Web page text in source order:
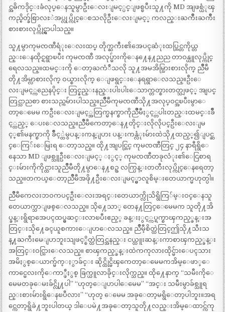
င္အဓိကဒိုင္းခံလုပ္ေနသူမွာဦးေလးျမင့္ပင္ျဖစ္ၿပီးသူ႔ကို MD အျဖစ္ယံုၾ
ကည္စိတ္ခ်စြာလႊဲအပ္လုပ္ကိုင္ေစသလိုဦးေလးျမင့္ ကလည္းႀကိဳးႀကိဳး
စားစားလုပ္ကိုင္ရွာပါသည္။
သူ႔မွာကုမၸဏီရံုးေလးထပ္ တိုက္ႀကီး၏အေပၚဆံုးထပ္တြင္တကိုယ္တ
ည္းေနထိုင္ရရွာၿပီး ကုမၸဏီ အလုပ္မ်ားကိုေန႔ေန႔ညည တာဝန္ယူလုပ္ကိုင္
ရေလသည္။ထမင္းကို ေတာ့ႀကံဳသလို သူ႔အမအိမ္သြားစားလိုက္ ညိဳမီ
တို႔အိမ္လာစားလိုက္ ဝယ္စားလိုက္ ေျဖရွင္းေနရရွာေလသည္။ဦးေ
လးျမင့္ကညေနပိုင္း တြင္နည္းနည္းပါးပါးေသာက္တတ္စားတတ္သျဖင့္ အျပင္
တြင္သာညစာ စားသည္ကမ်ားပါသည္။ညိဳမီကုမၸဏီသို႔အလုပ္ဝင္အၿပီးမွာေ
တာ့ေမေမ ကဦးေလးျမင့္အတြက္မနက္စာကိုညိဳိမီႏွင့္တပါးတည္းထမင္းခ်ဳိ
င့္ထည့္ ေပးေလသည္။ညိဳမီကေတာ့ေန႔တိုင္းလိုလိုပင္ဦးေလးျမ
င့္၏မနက္စာကို ခ်ဳိင့္ထဲမွပန္းကန္ျပား ပန္းကန္လံုးမ်ားထဲသို႔ထည့္၍ျပင္ဆ
င္ေကြ်းေမြးရ ေတာ့သည္။ ထို႔အျပင္တြင္ ကုမၸဏီတြင္ ၂၄ နာရီရွိေ
နေသာ MD ျဖစ္သူဦးေလးျမင့္ ႏွင့္ ကုမၸဏီတခုလံုး၏ေငြစာရ
င္းမ်ားကိုကိုင္ထားသူညိဳမီတို႔မွာေန႔စဥ္ လက္ပြန္းတတီးလုပ္ကိုင္ေနရေတာ့
သည္။တကယ္ေတာ့ညိဳမီအဖို႔ဦးေလးျမင့္မွာလူစိမ္းတေယာက္မဟုတ္ပါ။
ညိဳမီကေလးဘဝကပင္ဦးေလးအရင္းတေယာက္လိုသိရွိကြ်မ္းဝင္ေနသူ
တေယာက္သာျဖစ္ေလသည္။ သို႔ေသာ္ တေန႔တြင္ေမေမက သူတို႔အိ
ပ္ခန္းရွိရာအေပၚထပ္မွဆင္းလာၿပီးဧည့္ ခန္းႏွင့္ကပ္ရက္စာၾကည့္ခန္းအ
တြင္းသို႔ေခၚယူစကားေျပာေလသည္။ ညိဳမီ့စိတ္ထဲတြင္ဤသို႔သီးသ
န္႔ႀကီးမေျပာဘူးသျဖင့္စိတ္ထဲတြင္အနည္း ငယ္ထူးဆန္းကာစာၾကည့္ခန္း
အတြင္းဝင္သြားေလသည္။ စာၾကည့္ခန္းထဲကကုလားထိုင္မ်ားေပၚသား
အမိႏွစ္ေယာက္မ်က္ႏွာခ်င္း ဆိုင္ထိုင္မိၾကေတာ့ေမေမကအိမ္ေဖာ္ေ
ကာင္မေလးကိုေကာ္ဖီႏွစ္ ခြက္ယူလာခိုင္းလိုက္သည္။ ထို႔ေနာက္ “သမီးကိုေ
မေမတခုေမးခ်င္လို႔ပါ” “ဟုတ္ေျပာပါေမေမ” “အင္း သမီးမွာခ်စ္သူရ
ည္းစားမ်ားရွိေနၿပီလား” “ဟုတ္ ေမေမ အခုေတာ့မရွိေတာ့ပါဘူး။အရ
င္ကေတာ့ရွိခဲ႔ဘူးပါတယ္ ဒါေပမဲ႔အခုေတာ့သူတို႔လည္းအိမ္ေထာင္က်ကု